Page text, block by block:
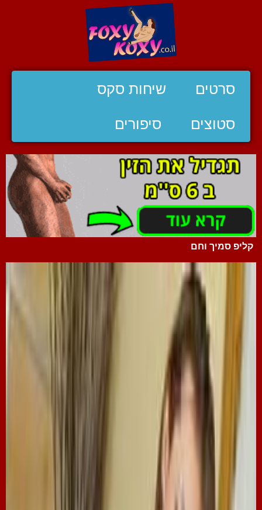
סרטים שיחות סקס
סטוצים סיפורים
קליפ סמיך וחם